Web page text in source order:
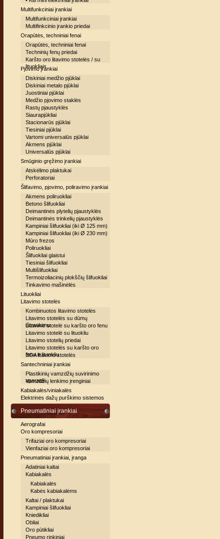
Multifunkciniai įrankiai
Multifunkciniai įrankiai
Multifinkcinio įrankio priedai
Orapūtės, techniniai fenai
Orapūtės, techniniai fenai
Techninių fenų priedai
Karšto oro litavimo stotelės / su
lituokliais
Pjovimo įrankiai
Diskiniai medžio pjūklai
Diskiniai metalo pjūklai
Juostiniai pjūklai
Medžio pjovimo staklės
Rastų pjaustyklės
Siaurapjūkliai
Stacionarūs pjūklai
Tiesiniai pjūklai
Vartomi universalūs pjūklai
Akmens pjūklai
Universalūs pjūklai
Smūginio gręžimo įrankiai
Atskėlimo plaktukai
Perforatoriai
Šlifavimo, pjovimo, poliravimo įrankiai
Akmens poliruokliai
Betono šlifuokliai
Deimantinės plytelių pjaustyklės
Deimantinės trinkelių pjaustyklės
Kampiniai šlifuokliai (iki Ø 125 mm)
Kampiniai šlifuokliai (iki Ø 230 mm)
Mūro frezos
Poliruokliai
Šlifuokliai glaistui
Tiesiniai šlifuokliai
Multišlifuokliai
Termoizoliacinių plokščių šlifuokliai
Tinkavimo mašinėlės
Lituokliai
Litavimo stotelės
Kombinuotos litavimo stotelės
Litavimo stotelės su dūmų
ištraukimu
Litavimo stotelė su karšto oro fenu
Litavimo stotelė su lituokliu
Litavimo stotelių priedai
Litavimo stotelės su karšto oro
fenu ir lituokliu
BGA litavimo stotelės
Santechniniai įrankiai
Plastikinių vamzdžių suvirinimo
aparatai
Vamzdžių lenkimo įrenginiai
Kabiakalės/viniakalės
Elektrinės dažų purškimo sistemos
Pneumatiniai įrankiai
Aerografai
Oro kompresoriai
Trifaziai oro kompresoriai
Vienfaziai oro kompresoriai
Pneumatiniai įrankiai, įranga
Adatiniai kaltai
Kabiakalės
Kabiakalės
Kabės kabiakalėms
Kaltai / plaktukai
Kampiniai šlifuokliai
Kniedikliai
Obliai
Oro pūtikliai
Pneumo rinkiniai